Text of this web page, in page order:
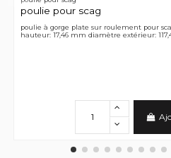
poulie pour scag
poulie à gorge plate sur roulement pour
hauteur: 17,46 mm diamètre extérieur: